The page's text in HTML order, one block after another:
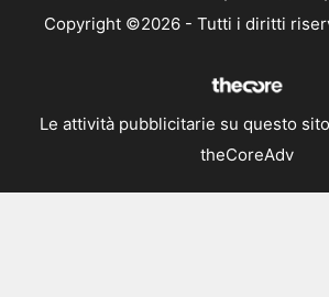
Copyright ©2026 - Tutti i diritti
Le attività pubblicitarie su questo
theCoreAdv